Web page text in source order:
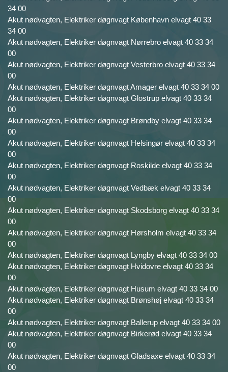
34 00
Akut nødvagten, Elektriker døgnvagt København elvagt 40 33
34 00
Akut nødvagten, Elektriker døgnvagt Nørrebro elvagt 40 33 34
00
Akut nødvagten, Elektriker døgnvagt Vesterbro elvagt 40 33 34
00
Akut nødvagten, Elektriker døgnvagt Amager elvagt 40 33 34 00
Akut nødvagten, Elektriker døgnvagt Glostrup elvagt 40 33 34
00
Akut nødvagten, Elektriker døgnvagt Brøndby elvagt 40 33 34
00
Akut nødvagten, Elektriker døgnvagt Helsingør elvagt 40 33 34
00
Akut nødvagten, Elektriker døgnvagt Roskilde elvagt 40 33 34
00
Akut nødvagten, Elektriker døgnvagt Vedbæk elvagt 40 33 34
00
Akut nødvagten, Elektriker døgnvagt Skodsborg elvagt 40 33 34
00
Akut nødvagten, Elektriker døgnvagt Hørsholm elvagt 40 33 34
00
Akut nødvagten, Elektriker døgnvagt Lyngby elvagt 40 33 34 00
Akut nødvagten, Elektriker døgnvagt Hvidovre elvagt 40 33 34
00
Akut nødvagten, Elektriker døgnvagt Husum elvagt 40 33 34 00
Akut nødvagten, Elektriker døgnvagt Brønshøj elvagt 40 33 34
00
Akut nødvagten, Elektriker døgnvagt Ballerup elvagt 40 33 34 00
Akut nødvagten, Elektriker døgnvagt Birkerød elvagt 40 33 34
00
Akut nødvagten, Elektriker døgnvagt Gladsaxe elvagt 40 33 34
00